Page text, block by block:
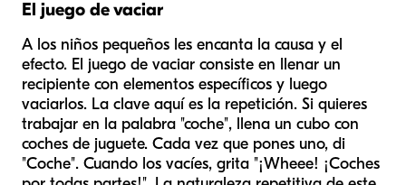
El juego de vaciar
A los niños pequeños les encanta la causa y el
efecto. El juego de vaciar consiste en llenar un
recipiente con elementos específicos y luego
vaciarlos. La clave aquí es la repetición. Si quieres
trabajar en la palabra "coche", llena un cubo con
coches de juguete. Cada vez que pones uno, di
"Coche". Cuando los vacíes, grita "¡Wheee! ¡Coches